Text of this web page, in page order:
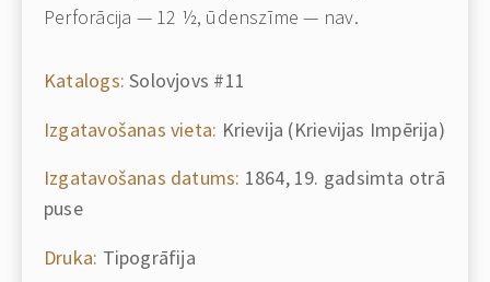
Perforācija — 12 ½, ūdenszīme — nav.
Katalogs: Solovjovs #11
Izgatavošanas vieta: Krievija (Krievijas Impērija)
Izgatavošanas datums: 1864, 19. gadsimta otrā
puse
Druka: Tipogrāfija